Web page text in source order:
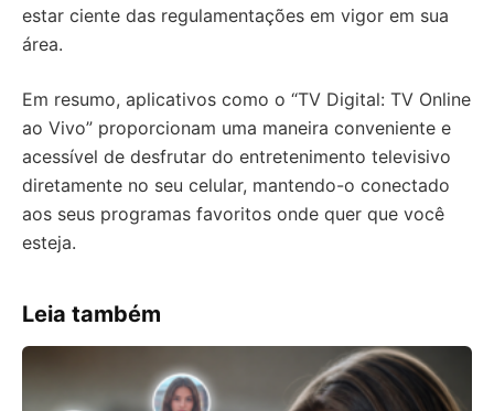
estar ciente das regulamentações em vigor em sua
área.
Em resumo, aplicativos como o “TV Digital: TV Online
ao Vivo” proporcionam uma maneira conveniente e
acessível de desfrutar do entretenimento televisivo
diretamente no seu celular, mantendo-o conectado
aos seus programas favoritos onde quer que você
esteja.
Leia também